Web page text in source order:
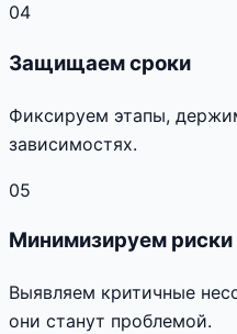
04
Защищаем сроки
Фиксируем этапы,
зависимостях.
05
Минимизируем риски
Выявляем критичные
они станут проблемой.